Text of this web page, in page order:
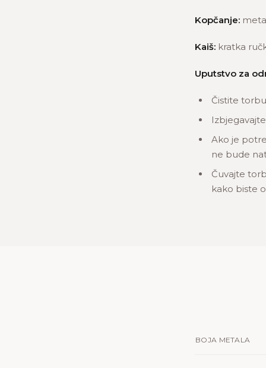
Kopčanje:
Kaiš: kratka
Uputstvo za
Čistite
Ako je
ne bude
Čuvajte
kako biste
BOJA METALA